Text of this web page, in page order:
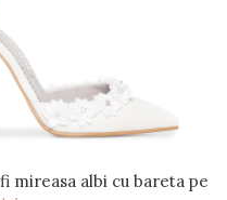
mireasa albi cu bareta pe